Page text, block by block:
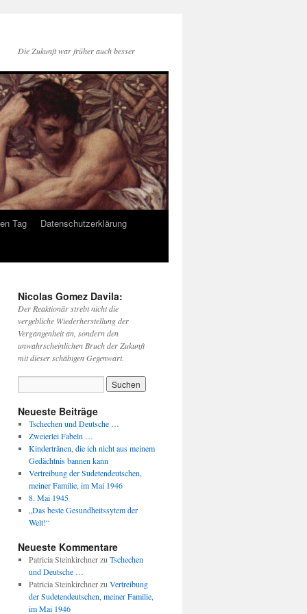
Die Zukunft war früher auch besser
Tag Datenschutzerklärung
Nicolas Gomez Davila:
Der Reaktionär strebt nicht die
vergebliche Wiederherstellung der
Vergangenheit an, sondern den
unwahrscheinlichen Bruch der Zukunft
mit dieser schäbigen Gegenwart.
Neueste Beiträge
Tschechen und Deutsche …
Zweierlei Fabeln …
Kindertränen, die ich nicht aus meinem
Gedächtnis bannen kann
Vertreibung der Sudetendeutschen,
meiner Familie, im Mai 1946
8. Mai 1945
„Das beste Gesundheitssytem der
Welt!“
Neueste Kommentare
Patricia Steinkirchnerzu Tschechen
und Deutsche …
Patricia Steinkirchnerzu Vertreibung
der Sudetendeutschen, meiner Familie,
im Mai 1946